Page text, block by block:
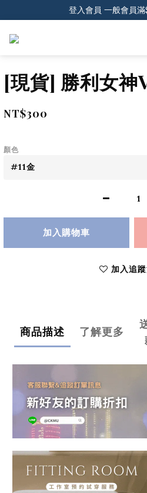
登入會員 一般會員
登入會員 一般會員
[現貨] 勝利女神
NT$300
顏色
加入購物車
加入追
商品描述 了解更多